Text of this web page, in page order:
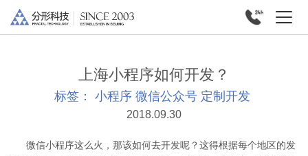
上海小程序如何开发？
标签： 小程序 微信公众号 定制开发
2018.09.30
微信小程序这么火，那该如何去开发呢？这得根据每个地区的发